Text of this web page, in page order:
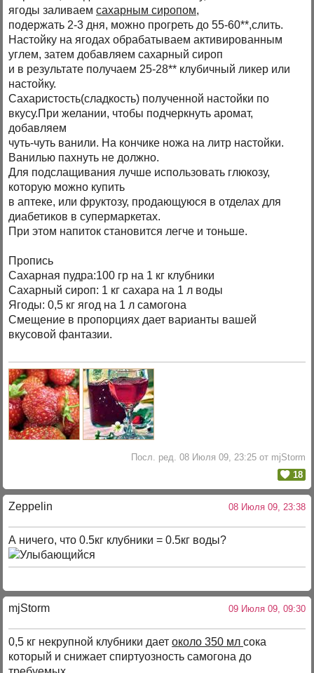
ягоды заливаемсахарным сиропом,
подержать 2-3 дня, можно прогреть до 55-60**,слить.
Настойку на ягодах обрабатываем активированным
углем, затем добавляем сахарный сироп
и в результате получаем 25-28** клубичный ликер или
настойку.
Сахаристость(сладкость) полученной настойки по
вкусу.При желании, чтобы подчеркнуть аромат,
добавляем
чуть-чуть ванили. На кончике ножа на литр настойки.
Ванилью пахнуть не должно.
Для подслащивания лучше использовать глюкозу,
которую можно купить
в аптеке, или фруктозу, продающуюся в отделах для
диабетиков в супермаркетах.
При этом напиток становится легче и тоньше.
Пропись
Сахарная пудра:100 гр на 1 кг клубники
Сахарный сироп: 1 кг сахара на 1 л воды
Ягоды: 0,5 кг ягод на 1 л самогона
Смещение в пропорциях дает варианты вашей
вкусовой фантазии.
Посл. ред. 08 Июля 09, 23:25 от mjStorm
18
Zeppelin 08 Июля 09, 23:38
А ничего, что 0.5кг клубники = 0.5кг воды?
mjStоrm 09 Июля 09, 09:30
0,5 кг некрупной клубники даетоколо 350 млсока
который и снижает спиртуозность самогона до